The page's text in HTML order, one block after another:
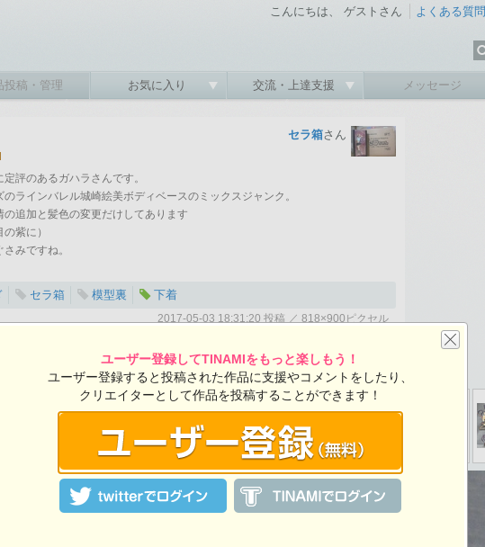
こんにちは、 ゲストさん よくある質問
投稿・管理 お気に入り 交流・上達支援 メッセージ
セラ箱さん
評のあるガハラさんです。
ラインバレル城崎絵美ボディベースのミックスジャンク。
追加と髪色の変更だけしてあります
紫に）
みですね。
セラ箱 模型裏 下着
2017-05-03 18:31:20 投稿 ／ 818×900ピクセル
セラ箱さんの投稿作品一覧
投稿
閲覧ユーザー数：2485
ユーザー登録してTINAMIをもっと楽しもう！
ユーザー登録すると投稿された作品に支援やコメントをしたり、
クリエイターとして作品を投稿することができます！